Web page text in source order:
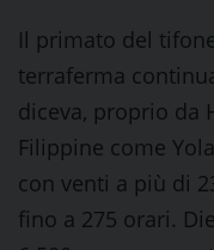
Il primato del
terraferma
diceva, proprio da
Filippine come
con venti a più di
fino a 275 orari.